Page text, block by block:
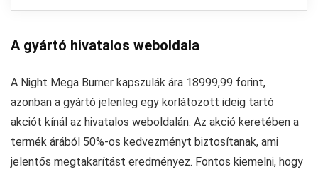
A gyártó hivatalos weboldala
A Night Mega Burner kapszulák ára 18999,99 forint,
azonban a gyártó jelenleg egy korlátozott ideig tartó
akciót kínál az hivatalos weboldalán. Az akció keretében a
termék árából 50%-os kedvezményt biztosítanak, ami
jelentős megtakarítást eredményez. Fontos kiemelni, hogy